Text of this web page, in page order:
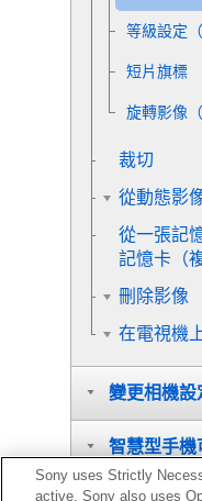
等級設定
短片旗標
旋轉影像（
裁切
從動態影
從一張記
記憶卡（
刪除影像
在電視機
變更相機設
智慧型手機
Sony uses Strictly
active. Sony also uses